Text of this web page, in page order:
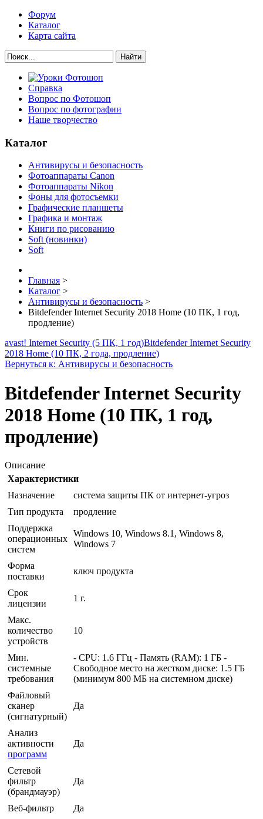
Форум
Каталог
Карта сайта
Найти
Справка
Вопрос по Фотошоп
Вопрос по фотографии
Наше творчество
Каталог
Антивирусы и безопасность
Фотоаппараты Canon
Фотоаппараты Nikon
Фоны для фотосъемки
Графические планшеты
Графика и монтаж
Книги по рисованию
Soft (новинки)
Soft
Главная >
Каталог >
Антивирусы и безопасность >
Bitdefender Internet Security 2018 Home (10 ПК, 1 год,
продление)
avast! Internet Security (5 ПК, 1 год)Bitdefender Internet Security
2018 Home (10 ПК, 2 года, продление)
Вернуться к: Антивирусы и безопасность
Bitdefender Internet Security
2018 Home (10 ПК, 1 год,
продление)
Описание
Характеристики
Назначение
система защиты ПК от интернет-угроз
Тип продукта
продление
Поддержка
операционных
систем
Windows 10, Windows 8.1, Windows 8,
Windows 7
Форма
поставки
ключ продукта
Срок
лицензии
1 г.
Макс.
количество
устройств
10
Мин.
системные
требования
- CPU: 1.6 ГГц - Память (RAM): 1 ГБ -
Свободное место на жестком диске: 1.5 ГБ
(минимум 800 МБ на системном диске)
Файловый
сканер
(сигнатурный)
Да
Анализ
активности
программ
Да
Сетевой
фильтр
(брандмауэр)
Да
Веб-фильтр
Да